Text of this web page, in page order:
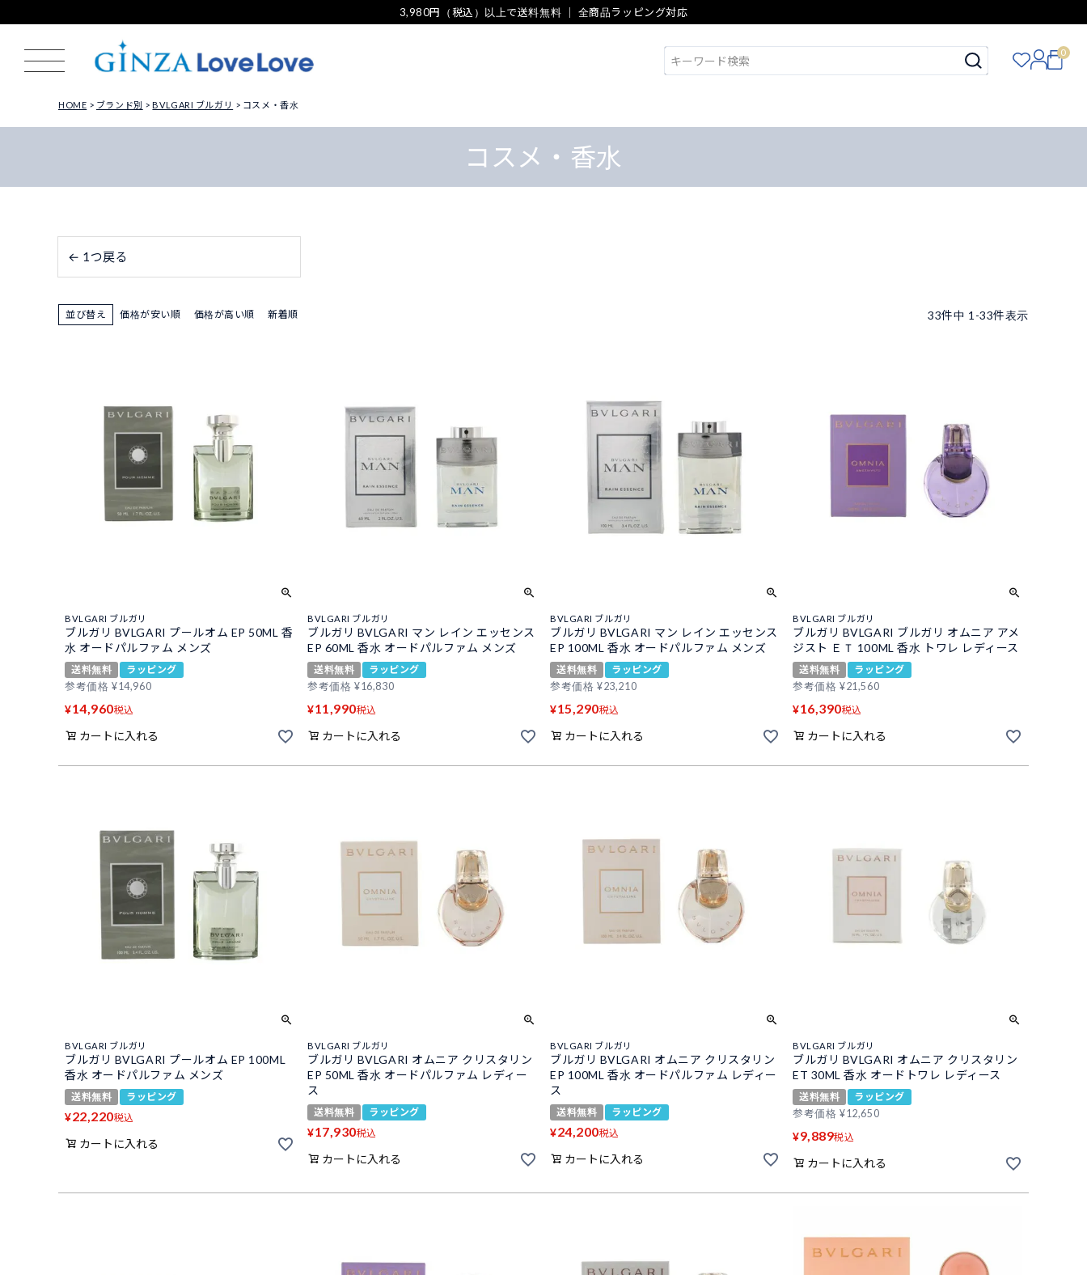
3,980円（税込）以上で送料無料 ｜ 全商品ラッピング対応
0
HOME ブランド別 BVLGARI ブルガリ コスメ・香水
コスメ・香水
← 1つ戻る
並び替え 価格が安い順 価格が高い順 新着順 33件中 1 -33件表示
BVLGARI ブルガリ
ブルガリ BVLGARI プールオム EP 50ML 香
水 オードパルファム メンズ
送料無料
ラッピング
参考価格 ¥14,960
¥14,960税込
カートに入れる
BVLGARI ブルガリ
ブルガリ BVLGARI マン レイン エッセンス
EP 60ML 香水 オードパルファム メンズ
送料無料
ラッピング
参考価格 ¥16,830
¥11,990税込
カートに入れる
BVLGARI ブルガリ
ブルガリ BVLGARI マン レイン エッセンス
EP 100ML 香水 オードパルファム メンズ
送料無料
ラッピング
参考価格 ¥23,210
¥15,290税込
カートに入れる
BVLGARI ブルガリ
ブルガリ BVLGARI ブルガリ オムニア アメ
ジスト ＥＴ 100ML 香水 トワレ レディース
送料無料
ラッピング
参考価格 ¥21,560
¥16,390税込
カートに入れる
BVLGARI ブルガリ
ブルガリ BVLGARI プールオム EP 100ML
香水 オードパルファム メンズ
送料無料 ラッピング
¥22,220税込
カートに入れる
BVLGARI ブルガリ
ブルガリ BVLGARI オムニア クリスタリン
EP 50ML 香水 オードパルファム レディー
ス
送料無料 ラッピング
¥17,930税込
カートに入れる
BVLGARI ブルガリ
ブルガリ BVLGARI オムニア クリスタリン
EP 100ML 香水 オードパルファム レディー
ス
送料無料 ラッピング
¥24,200税込
カートに入れる
BVLGARI ブルガリ
ブルガリ BVLGARI オムニア クリスタリン
ET 30ML 香水 オードトワレ レディース
送料無料
ラッピング
参考価格 ¥12,650
¥9,889税込
カートに入れる